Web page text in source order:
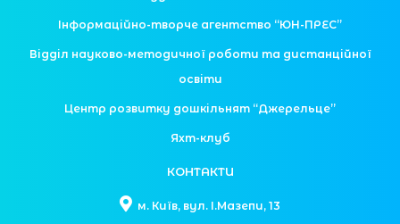
Інформаційно-творче агентство “ЮН-ПРЕС”
Відділ науково-методичної роботи та дистанційної
освіти
Центр розвитку дошкільнят “Джерельце”
Яхт-клуб
КОНТАКТИ
м. Київ, вул. І.Мазепи, 13